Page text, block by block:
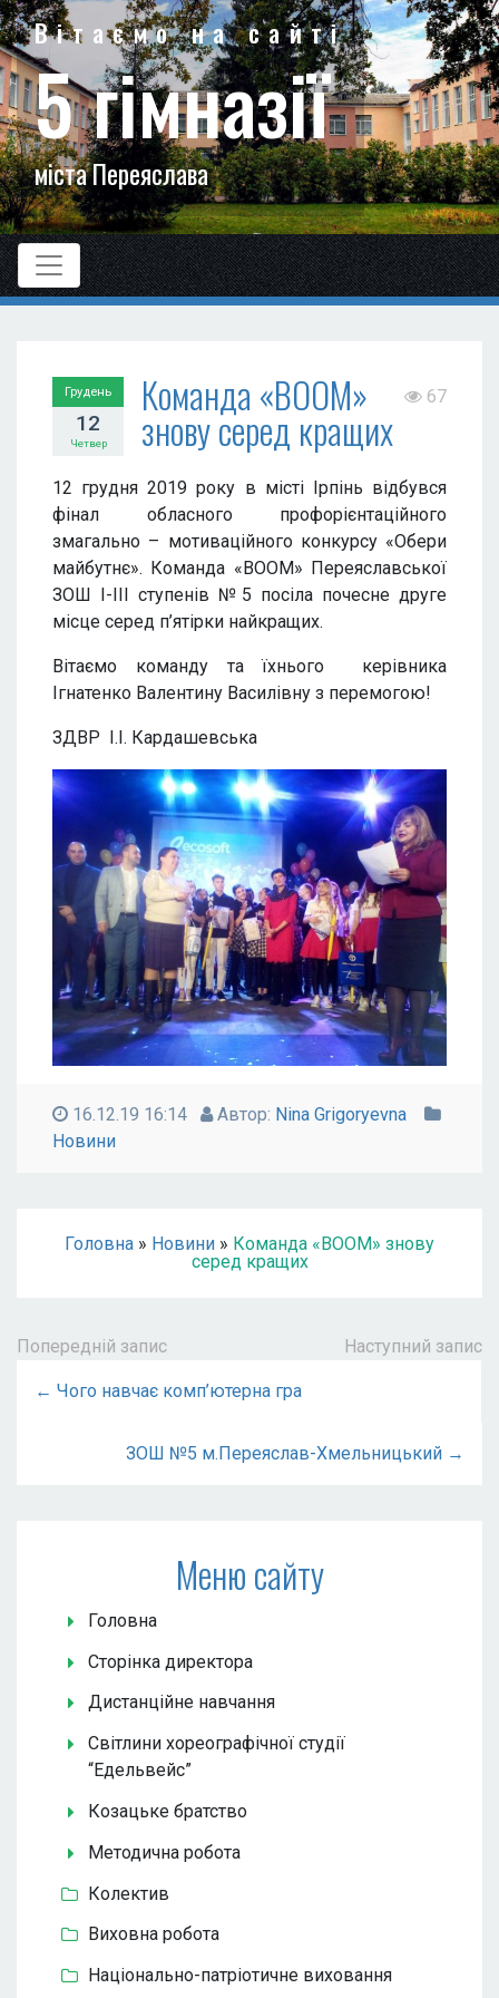
Вітаємо на сайті
5 гімназії
міста Переяслава
Грудень
12
Четвер
Команда «ВООМ»
знову серед кращих
67
12 грудня 2019 року в місті Ірпінь відбувся
фінал обласного профорієнтаційного
змагально – мотиваційного конкурсу «Обери
майбутнє». Команда «ВООМ» Переяславської
ЗОШ І-ІІІ ступенів №5 посіла почесне друге
місце серед п’ятірки найкращих.
Вітаємо команду та їхнього керівника
Ігнатенко Валентину Василівну з перемогою!
ЗДВР І.І. Кардашевська
16.12.19 16:14 Автор: Nina Grigoryevna
Новини
Головна » Новини » Команда «ВООМ» знову
серед кращих
Попередній запис Наступний запис
← Чого навчає комп’ютерна гра
ЗОШ №5 м.Переяслав-Хмельницький →
Меню сайту
Головна
Сторінка директора
Дистанційне навчання
Світлини хореографічної студії
“Едельвейс”
Козацьке братство
Методична робота
Колектив
Виховна робота
Національно-патріотичне виховання